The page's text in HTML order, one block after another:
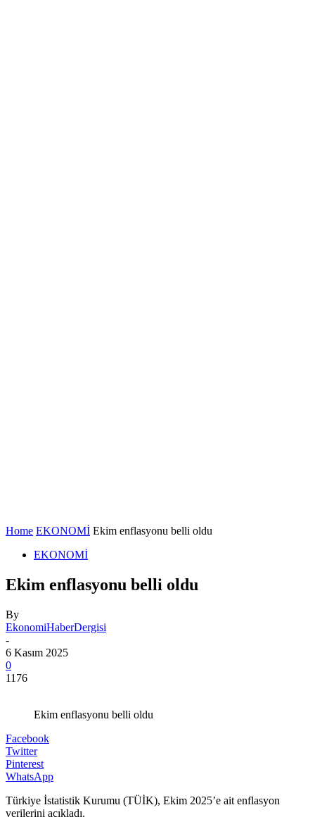
Home EKONOMİ Ekim enflasyonu belli oldu
EKONOMİ
Ekim enflasyonu belli oldu
By
EkonomiHaberDergisi
-
6 Kasım 2025
0
1176
Ekim enflasyonu belli oldu
Facebook
Twitter
Pinterest
WhatsApp
Türkiye İstatistik Kurumu (TÜİK), Ekim 2025’e ait enflasyon
verilerini açıkladı.